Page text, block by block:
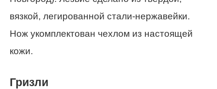
вязкой, легированной стали-нержавейки.
Нож укомплектован чехлом из настоящей
кожи.
Гризли